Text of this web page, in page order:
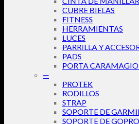
CUBRE BIELAS
FITNESS
HERRAMIENTAS
LUCES
PARRILLA Y
PADS
PORTA
—
PROTEK
RODILLOS
STRAP
SOPORTE DE
SOPORTE DE GOPRO